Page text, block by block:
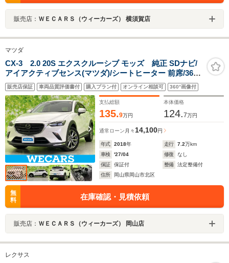
販売店： ＷＥＣＡＲＳ（ウィーカーズ） 横須賀店
マツダ
CX-3 2.0 20S エクスクルーシブ モッズ 純正 SDナビ/
アイアクティブセンス(マツダ)/シートヒーター 前席/360°
ビューモニター/車線逸脱防止支援システム/シート フルレ
ザー/ヘッドランプ LED/USBジャック
販売店保証 車両品質評価書付 購入プラン付 オンライン相談可 360°画像付
支払総額
135.9万円
本体価格
124.7万円
通常ローン 月々14,100円
年式 2018年 走行 7.2万km
車検
'27/04 修復
なし
保証
保証付 整備
法定整備付
住所
岡山県岡山市北区
無
料
在庫確認・見積依頼
販売店： ＷＥＣＡＲＳ（ウィーカーズ） 岡山店
レクサス